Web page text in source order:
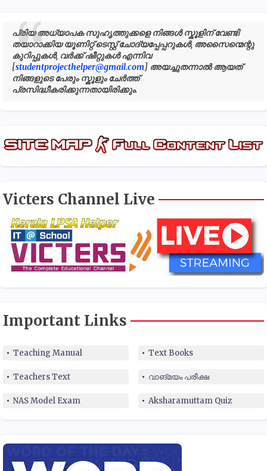
പ്രിയ അധ്യാപക സുഹൃത്തുക്കളെ നിങ്ങൾ സ്കൂളിന് വേണ്ടി
തയാറാക്കിയ യൂണിറ്റ് ടെസ്റ്റ് ചോദ്യപ്പേപ്പറുകൾ, അസൈന്മെന്റു
കുറിപ്പുകൾ, വർക്ക് ഷീറ്റുകൾ എന്നിവ
[studentprojecthelper@gmail.com] അയച്ചുതന്നാൽ ആയത്
നിങ്ങളുടെ പേരും സ്കൂളും ചേർത്ത്
പ്രസിദ്ധീകരിക്കുന്നതായിരിക്കും.
Victers Channel Live
Important Links
Teaching Manual Text Books
Teachers Text വാങ്മയം പരീക്ഷ
NAS Model Exam Aksharamuttam Quiz